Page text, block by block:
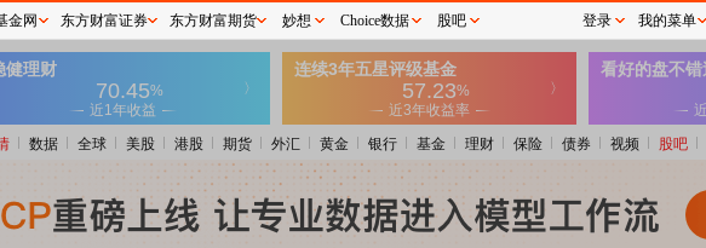
数据 全球 美股 港股 期货 外汇 黄金 银行 基金 理财 保险 债券 视频 股吧
金网 东方财富证券 东方财富期货 妙想 Choice数据 股吧 登录 我的菜单